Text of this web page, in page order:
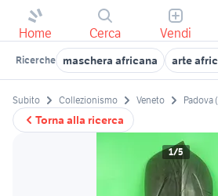
Home Cerca Vendi
Ricerche maschera africana arte
Torna alla ricerca
Subito Collezionismo Veneto Padova
1/5